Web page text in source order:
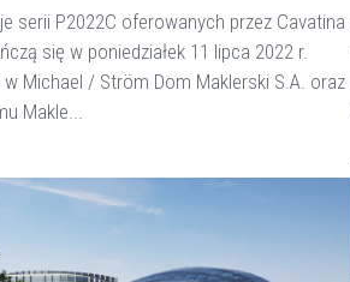
serii P2022C oferowanych przez Cavatina
się w poniedziałek 11 lipca 2022 r.
w Michael / Ström Dom Maklerski S.A. oraz
Makle...